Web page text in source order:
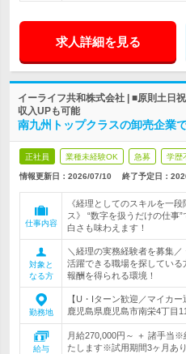
求人詳細を見る
イーライフ共和株式会社 | ■原則土日
収入UPも可能
南九州トップクラスの卸売企業
正社員 業種未経験OK 急募 学歴
情報更新日：2026/07/10 終了予定日：
仕事内容
《経理としてのスキルを一
ス》 “数字を扱うだけの仕事
白さも味わえます！
対象と
なる方
＼経理の実務経験者を募集
活躍できる職場を探してい
報酬を得られる環境！
勤務地
【U・Iターン歓迎／マイカ
鹿児島県鹿児島市南栄4丁目
給与
月給270,000円～ ＋ 諸手当
たします※試用期間3ヶ月あ